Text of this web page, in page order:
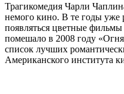
Трагикомедия Чарли
немого кино. В те годы уже
появляться цветные фильмы
помешало в 2008 году
список лучших
Американского института